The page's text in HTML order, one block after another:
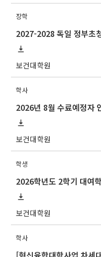
장학
보건대학원
학사
2026년 8월 수료예정자
보건대학원
학생
보건대학원
학사